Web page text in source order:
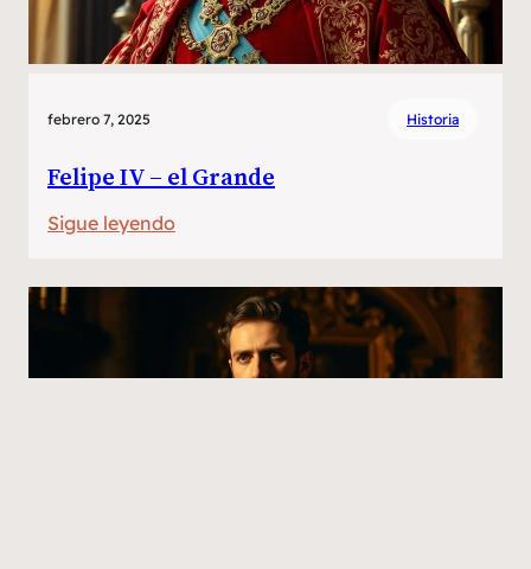
febrero 7, 2025 Historia
Felipe IV – el Grande
Sigue leyendo:
IV
Grande